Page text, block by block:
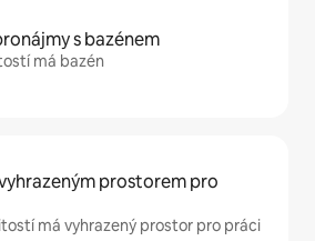
s bazénem
má bazén
prostorem pro
má vyhrazený prostor pro práci